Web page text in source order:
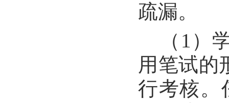
疏漏。
（1）
用笔试的
行考核。